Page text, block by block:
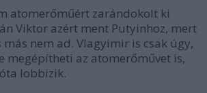
atomerőműért zarándokolt ki
Viktor azért ment Putyinhoz, mert
más nem ad. Vlagyimir is csak úgy,
megépítheti az atomerőművet is,
lobbizik.